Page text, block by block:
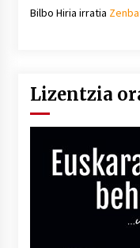
Bilbo Hiria irratia
Lizentzia